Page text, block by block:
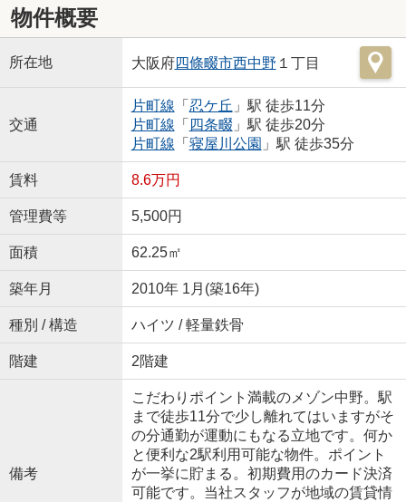
物件概要
所在地 大阪府四條畷市西中野 １丁目
交通
片町線 「 忍ケ丘 」駅 徒歩11分
片町線 「 四条畷」駅 徒歩20分
片町線 「 寝屋川公園 」駅 徒歩35分
賃料 8.6万円
管理費等 5,500円
面積 62.25㎡
築年月 2010年 1月(築16年)
種別 / 構造 ハイツ / 軽量鉄骨
階建 2階建
備考
こだわりポイント満載のメゾン中野。駅
まで徒歩11分で少し離れてはいますがそ
の分通勤が運動にもなる立地です。何か
と便利な2駅利用可能な物件。ポイント
が一挙に貯まる。初期費用のカード決済
可能です。当社スタッフが地域の賃貸情